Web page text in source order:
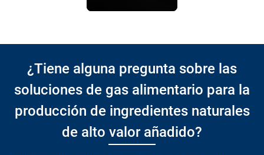
¿Tiene alguna pregunta sobre las
soluciones de gas alimentario para la
producción de ingredientes naturales
de alto valor añadido?